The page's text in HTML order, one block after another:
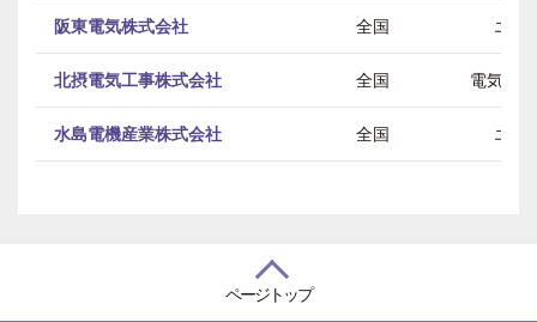
阪東電気株式会社 全国 エン
北摂電気工事株式会社 全国 電気 /
水島電機産業株式会社 全国 エン
ページトップ